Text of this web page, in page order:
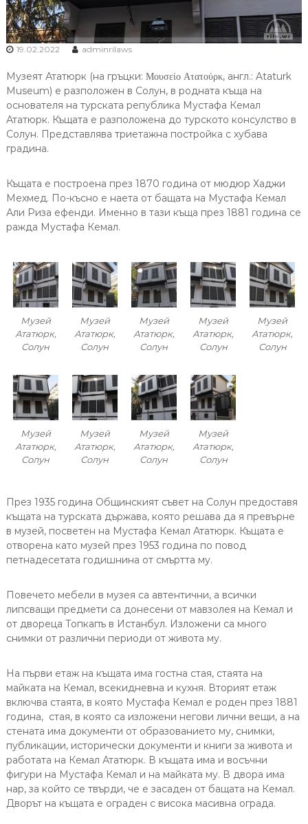
19.02.2022 adminrilaws
Музеят Ататюрк (на гръцки: Μουσείο Ατατούρκ, англ.: Ataturk
Museum) е разположен в Солун, в родната къща на
основателя на турската република Мустафа Кемал
Ататюрк. Къщата е разположена до турското консулство в
Солун. Представлява триетажна постройка с хубава
градина.
Къщата е построена през 1870 година от мюдюр Хаджи
Мехмед. По-късно е наета от бащата на Мустафа Кемал
Али Риза ефенди. Именно в тази къща през 1881 година се
ражда Мустафа Кемал.
Музей
Ататюрк,
Солун
Музей
Ататюрк,
Солун
Музей
Ататюрк,
Солун
Музей
Ататюрк,
Солун
Музей
Ататюрк,
Солун
Музей
Ататюрк,
Солун
Музей
Ататюрк,
Солун
Музей
Ататюрк,
Солун
Музей
Ататюрк,
Солун
През 1935 година Общинският съвет на Солун предоставя
къщата на турската държава, която решава да я превърне
в музей, посветен на Мустафа Кемал Ататюрк. Къщата е
отворена като музей през 1953 година по повод
петнадесетата годишнина от смъртта му.
Повечето мебели в музея са автентични, а всички
липсващи предмети са донесени от мавзолея на Кемал и
от двореца Топкапъ в Истанбул. Изложени са много
снимки от различни периоди от живота му.
На първи етаж на къщата има гостна стая, стаята на
майката на Кемал, всекидневна и кухня. Вторият етаж
включва стаята, в която Мустафа Кемал е роден през 1881
година, стая, в която са изложени негови лични вещи, а на
стената има документи от образованието му, снимки,
публикации, исторически документи и книги за живота и
работата на Кемал Ататюрк. В къщата има и восъчни
фигури на Мустафа Кемал и на майката му. В двора има
нар, за който се твърди, че е засаден от бащата на Кемал.
Дворът на къщата е ограден с висока масивна ограда.